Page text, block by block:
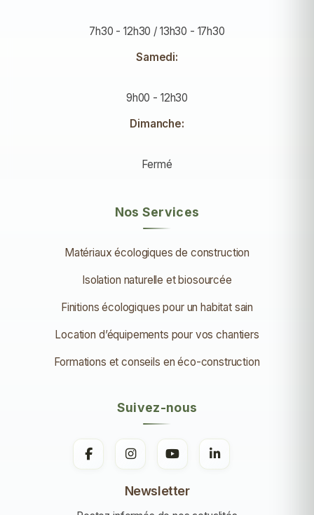
7h30 - 12h30 / 13h30 - 17h30
Samedi:
9h00 - 12h30
Dimanche:
Fermé
Nos Services
Matériaux écologiques de construction
Isolation naturelle et biosourcée
Finitions écologiques pour un habitat sain
Location d’équipements pour vos chantiers
Formations et conseils en éco-construction
Suivez-nous
Newsletter